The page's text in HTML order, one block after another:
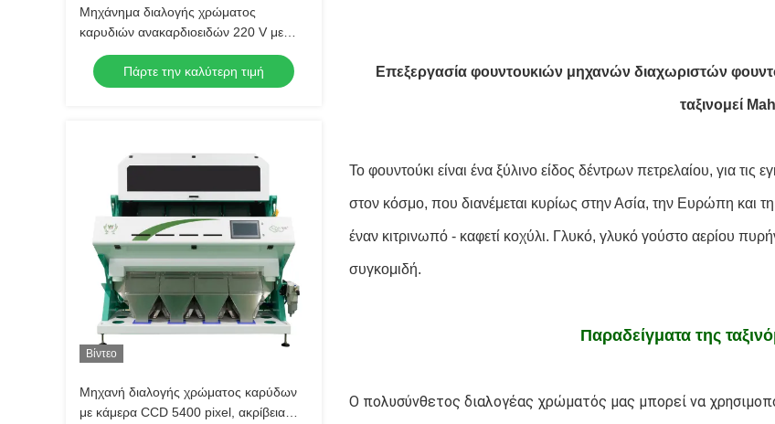
Μηχάνημα διαλογής χρώματος
καρυδιών ανακαρδιοειδών 220 V με
υπηρεσία τηλεχειρισμού Wifi
Πάρτε την καλύτερη τιμή
Βίντεο
Μηχανή διαλογής χρώματος καρύδων
με κάμερα CCD 5400 pixel, ακρίβεια
Επεξεργασία φουντουκιών μηχανών διαχωριστών
ταξινομεί
Το φουντούκι είναι ένα ξύλινο είδος δέντρων πετρελαίου, για
στον κόσμο, που διανέμεται κυρίως στην Ασία, την Ευρώπη και
έναν κιτρινωπό - καφετί κοχύλι. Γλυκό, γλυκό γούστο αερίου
συγκομιδή.
Παραδείγματα της
Ο πολυσύνθετος διαλογέας χρώματός μας μπορεί να